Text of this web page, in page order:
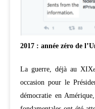
2017 : année zéro de
La guerre, déjà au XIXe
occasion pour le
démocratie en